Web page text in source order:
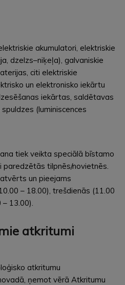
akumulatori, elektriskie
dzelzs–niķeļa), galvaniskie
citi elektriskie
un elektronisko iekārtu
iekārtas, saldētavas
(luminiscences
tiek veikta speciālā bīstamo
tilpnēs/novietnēs.
un pieejams
– 18.00), trešdienās (11.00
13.00).
atkritumi
atkritumu
ņemot vērā Atkritumu